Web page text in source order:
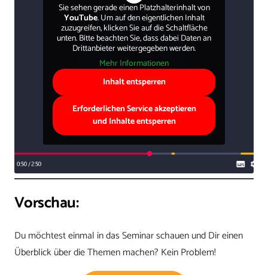
Sie sehen gerade einen Platzhalterinhalt von
YouTube. Um auf den eigentlichen Inhalt
zuzugreifen, klicken Sie auf die Schaltfläche
unten. Bitte beachten Sie, dass dabei Daten an
Drittanbieter weitergegeben werden.
Mehr Informationen
Inhalt entsperren
Erforderlichen Service akzeptieren
und Inhalte entsperren
Vorschau:
Du möchtest einmal in das Seminar schauen und Dir einen
Überblick über die Themen machen? Kein Problem!